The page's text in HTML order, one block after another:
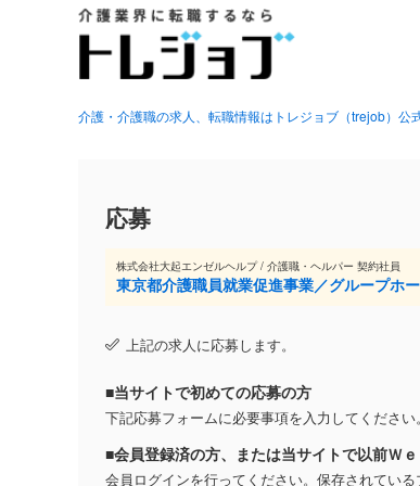
介護・介護職の求人、転職情報はトレジョブ（trejob）公
応募
株式会社大起エンゼルヘルプ / 介護職・ヘルパー 契約社員
東京都介護職員就業促進事業／グループホ
上記の求人に応募します。
■当サイトで初めての応募の方
下記応募フォームに必要事項を入力してください。
■会員登録済の方、または当サイトで以前Ｗ
会員ログインを行ってください。保存されてい